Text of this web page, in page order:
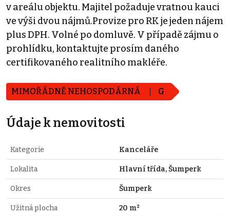
v areálu objektu. Majitel požaduje vratnou kauci
ve výši dvou nájmů.Provize pro RK je jeden nájem
plus DPH. Volné po domluvě. V případě zájmu o
prohlídku, kontaktujte prosím daného
certifikovaného realitního makléře.
MIMOŘÁDNĚ NEHOSPODÁRNÁ G
Údaje k nemovitosti
Kategorie Kanceláře
Lokalita Hlavní třída, Šumperk
Okres Šumperk
Užitná plocha 20 m²